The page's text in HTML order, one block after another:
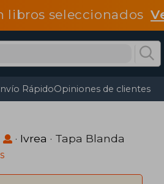
libros seleccionados
RápidoOpiniones de clientes
· Ivrea · Tapa Blanda